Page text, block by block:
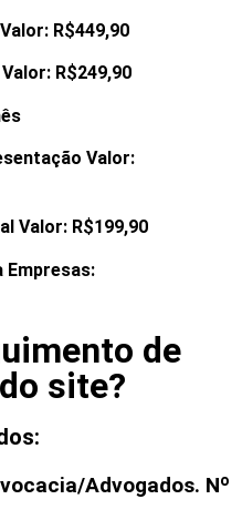
R$449,90
R$249,90
Valor:
Valor: R$199,90
Empresas:
de
site?
Advogados. Nº